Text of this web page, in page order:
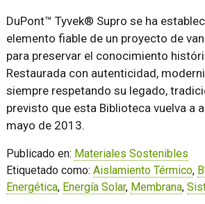
DuPont™ Tyvek® Supro se ha
elemento fiable de un proyecto de
para preservar el conocimiento
Restaurada con autenticidad,
siempre respetando su legado,
previsto que esta Biblioteca vuelva a
mayo de 2013.
Publicado en: Materiales Sostenibles
Etiquetado como: Aislamiento Térmico,
Energética, Energía Solar, Membrana,